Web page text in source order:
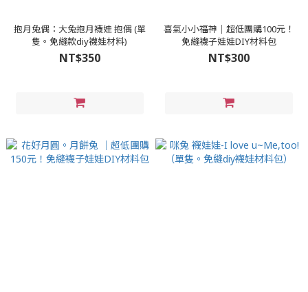
抱月兔偶：大兔抱月襪娃 抱偶 (單
隻。免縫款diy襪娃材料)
NT$350
喜氣小小福神│超低團購100元！
免縫襪子娃娃DIY材料包
NT$300